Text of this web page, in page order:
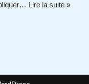
Lire la suite »